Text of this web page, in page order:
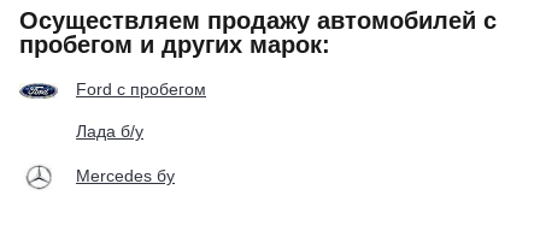
Осуществляем продажу автомобилей с
пробегом и других марок:
Ford с пробегом
Лада б/у
Mercedes бу